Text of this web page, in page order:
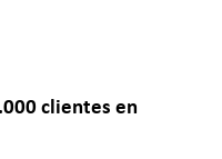
clientes en